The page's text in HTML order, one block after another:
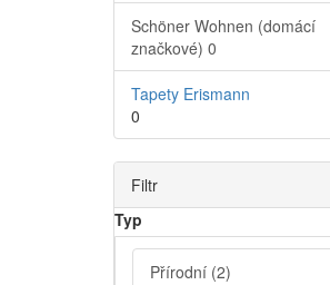
Schöner Wohnen (domácí
značkové) 0
Tapety Erismann
0
Filtr
Typ
Přírodní (2)